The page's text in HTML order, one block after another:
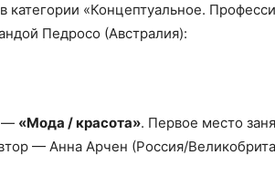
«Концептуальное.
Педросо (Австралия):
— «Мода / красота». Первое место
— Анна Арчен (Россия/